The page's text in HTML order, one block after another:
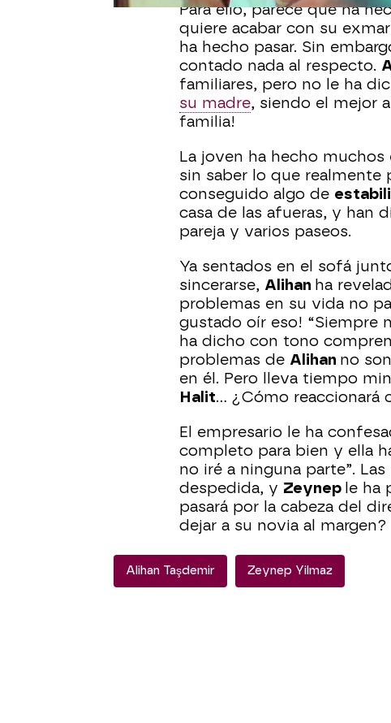
Para ello, parece que ha
quiere acabar con su
ha hecho pasar. Sin
contado nada al respecto.
familiares, pero no le ha
su madre, siendo el mejor
familia!
La joven ha hecho
sin saber lo que realmente
conseguido algo de
casa de las afueras, y han
pareja y varios paseos.
Ya sentados en el sofá
sincerarse, Alihan ha
problemas en su vida no
gustado oír eso! “Siempre
ha dicho con tono
problemas de Alihan no
en él. Pero lleva tiempo
Halit… ¿Cómo reaccionará
El empresario le ha
completo para bien y ella
no iré a ninguna parte”.
despedida, y Zeynep le ha
pasará por la cabeza del
dejar a su novia al margen?
Alihan Taşdemir Zeynep Yilmaz